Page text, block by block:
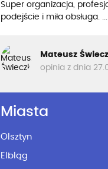
Super organizacja,
podejście i miła obsługa. ...
Mateusz
opinia z dnia
Miasta
Olsztyn
Elbląg